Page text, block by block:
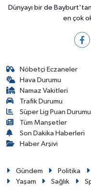
Dünyayı bir de
en çok
Nöbetçi Eczaneler
Hava Durumu
Namaz Vakitleri
Trafik Durumu
Süper Lig Puan
Tüm Manşetler
Son Dakika Haberleri
Haber Arşivi
Gündem Politika
Yaşam
Sağlık